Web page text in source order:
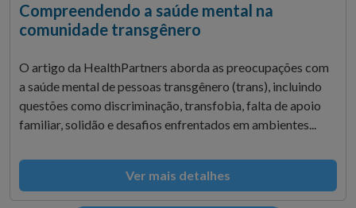
Compreendendo a saúde mental na
comunidade transgênero
O artigo da HealthPartners aborda as preocupações com
a saúde mental de pessoas transgênero (trans), incluindo
questões como discriminação, transfobia, falta de apoio
familiar, solidão e desafios enfrentados em ambientes...
Ver mais detalhes